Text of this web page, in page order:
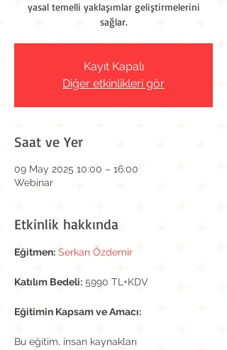
yasal temelli yaklaşımlar geliştirmelerini
sağlar.
Kayıt Kapalı
Diğer etkinlikleri gör
Saat ve Yer
09 May 2025 10:00 – 16:00
Webinar
Etkinlik hakkında
Eğitmen: Serkan Özdemir
Katılım Bedeli: 5990 TL+KDV
Eğitimin Kapsam ve Amacı:
Bu eğitim, insan kaynakları